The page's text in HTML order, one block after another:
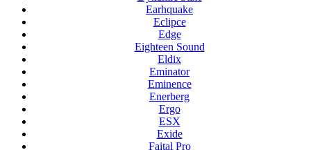
Earhquake
Eclipce
Edge
Eighteen Sound
Eldix
Eminator
Eminence
Enerberg
Ergo
ESX
Exide
Faital Pro